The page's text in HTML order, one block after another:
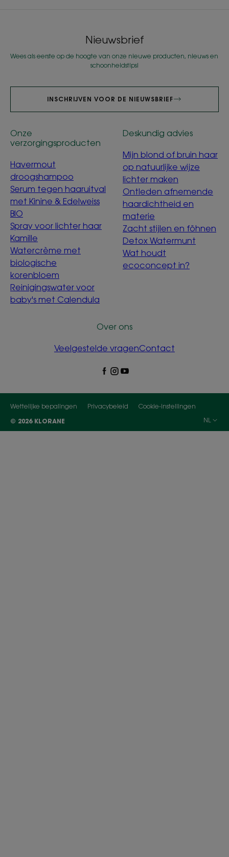
Nieuwsbrief
Wees als eerste op de hoogte van onze nieuwe producten, nieuws en
schoonheidstips!
INSCHRIJVEN VOOR DE NIEUWSBRIEF
Onze
verzorgingsproducten
Havermout
droogshampoo
Serum tegen haaruitval
met Kinine & Edelweiss
BIO
Spray voor lichter haar
Kamille
Watercrème met
biologische
korenbloem
Reinigingswater voor
baby's met Calendula
Deskundig advies
Mijn blond of bruin haar
op natuurlijke wijze
lichter maken
Ontleden afnemende
haardichtheid en
materie
Zacht stijlen en föhnen
Detox Watermunt
Wat houdt
ecoconcept in?
Over ons
Veelgestelde vragenContact
Wettelijke bepalingen Privacybeleid
Cookie-instellingen
© 2026 KLORANE
NL